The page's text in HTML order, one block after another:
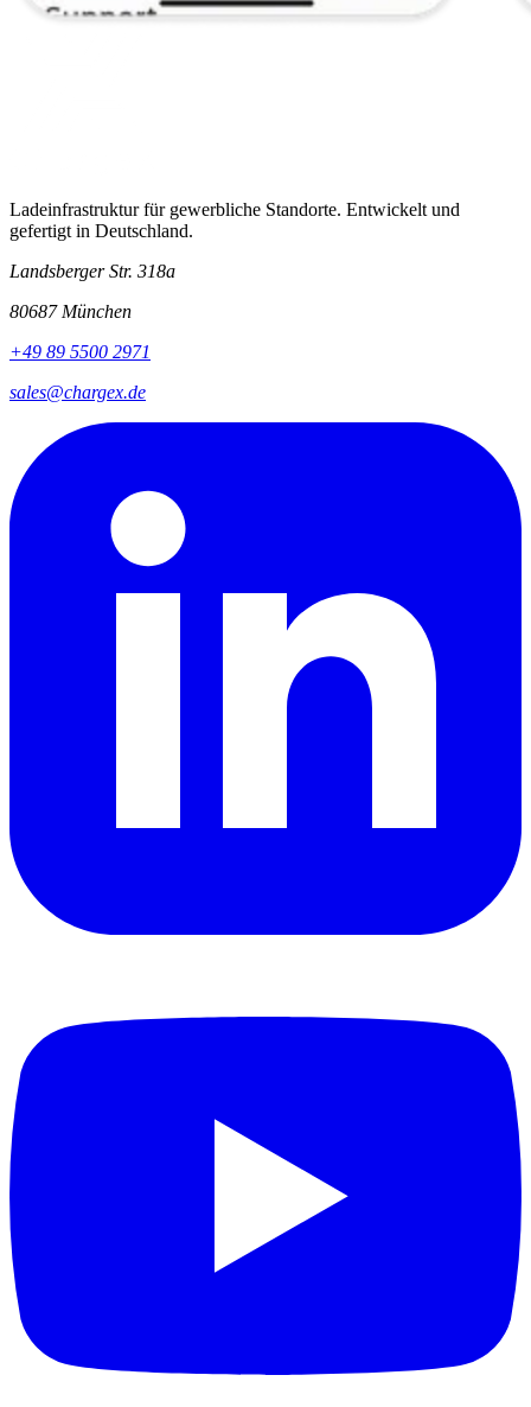
Ladeinfrastruktur für gewerbliche Standorte. Entwickelt und
gefertigt in Deutschland.
Landsberger Str. 318a
80687 München
+49 89 5500 2971
sales@chargex.de